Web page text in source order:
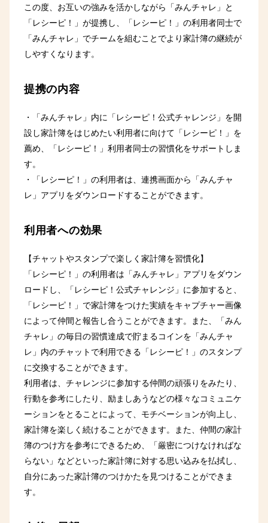
この度、お互いの強みを活かしながら「みんチャレ」と
「レシーピ！」が提携し、「レシーピ！」の利用者同士で
「みんチャレ」でチームを組むことでより家計簿の継続が
しやすくなります。
提携の内容
・「みんチャレ」内に「レシーピ！公式チャレンジ」を開
設し家計簿をはじめたい利用者に向けて「レシーピ！」を
薦め、「レシーピ！」利用者同士の習慣化をサポートしま
す。
・「レシーピ！」の利用者は、連携画面から「みんチャ
レ」アプリをダウンロードすることができます。
利用者への効果
【チャットやスタンプで楽しく家計簿を習慣化】
「レシーピ！」の利用者は「みんチャレ」アプリをダウン
ロードし、「レシーピ！公式チャレンジ」に参加すると、
「レシーピ！」で家計簿をつけた実績をキャプチャー画像
によって仲間と報告し合うことができます。また、「みん
チャレ」の毎日の習慣達成で貯まるコインを「みんチャ
レ」内のチャットで利用できる「レシーピ！」のスタンプ
に交換することができます。
利用者は、チャレンジに参加する仲間の頑張りをみたり、
行動を参考にしたり、励ましあうなどの様々なコミュニケ
ーションをとることによって、モチベーションが向上し、
家計簿を楽しく続けることができます。また、仲間の家計
簿のつけ方を参考にできるため、「厳密につけなければな
らない」などといった家計簿に対する思い込みを払拭し、
自分にあった家計簿のつけかたを見つけることができま
す。